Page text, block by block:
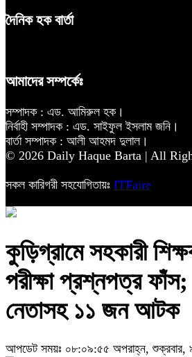
দৈনিক হক বার্তা
আমাদের সম্পর্কেঃ
সম্পাদক : এড. আমিরুল হক।
নির্বাহী সম্পাদক : এড. সাইফুল ইসলাম জনি।
বার্তা সম্পাদক : আলী আহমদ দুলাল।
© 2026 Daily Haque Barta | All
সকল কারিগরী সহযোগিতায়ঃ ITFaire
কুড়িগ্রামে সহকারী
পরীক্ষা প্রশ্নপত্র ফাঁস;
নেতাসহ ১১ জন আটক
আপডেট সময়ঃ ০৮:০৯:৫৫ অপরাহ্ন, শুক্রবার,